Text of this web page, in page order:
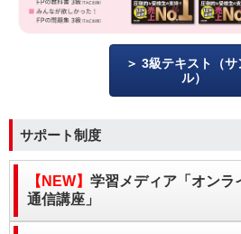
3級テキスト（サ
ル）
サポート制度
【NEW】 学習メディア「オンラ
通信講座」